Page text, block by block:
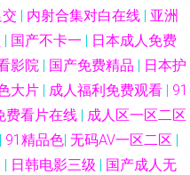
| 内射合集对白在线 | 亚洲
| 国产不卡一 | 日本成人免费
影院 | 国产免费精品 | 日本护
大片 | 成人福利免费观看 | 91
费看片在线 | 成人区一区二区
| 91精品色| 无码AV一区二区 |
| 日韩电影三级 | 国产成人无